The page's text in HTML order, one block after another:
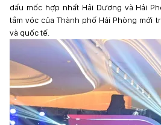
dấu mốc hợp nhất Hải Dương và Hải
tầm vóc của Thành phố Hải Phòng mới
và quốc tế.